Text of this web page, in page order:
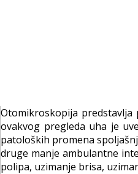
Otomikroskopija
ovakvog pregleda uha je
patoloških promena
druge manje ambulantne
polipa, uzimanje brisa,